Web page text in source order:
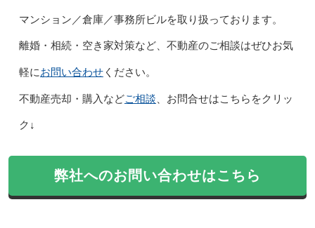
マンション／倉庫／事務所ビルを取り扱っております。
離婚・相続・空き家対策など、不動産のご相談はぜひお気
軽にお問い合わせください。
不動産売却・購入などご相談 お問合せはこちらをクリッ
ク↓
弊社へのお問い合わせはこちら